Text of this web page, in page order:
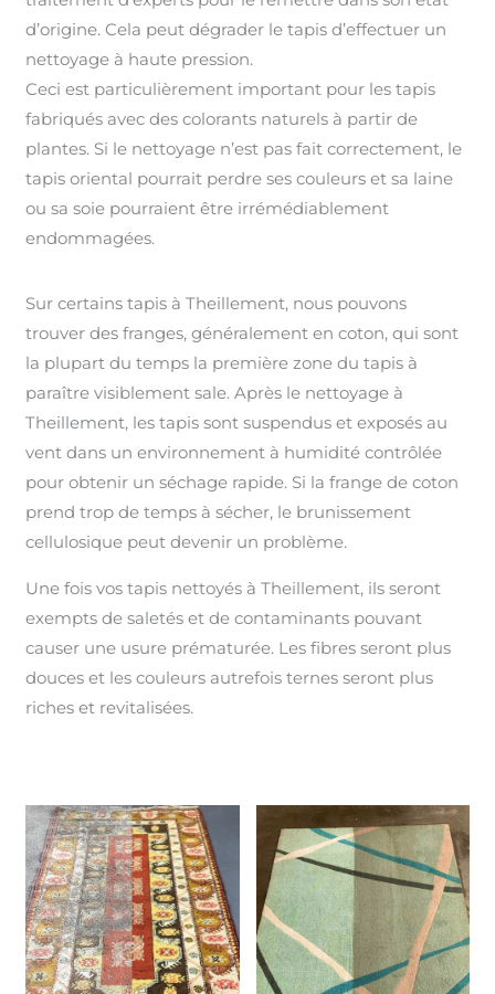
d’origine. Cela peut dégrader le tapis d’effectuer un
nettoyage à haute pression.
Ceci est particulièrement important pour les tapis
fabriqués avec des colorants naturels à partir de
plantes. Si le nettoyage n’est pas fait correctement, le
tapis oriental pourrait perdre ses couleurs et sa laine
ou sa soie pourraient être irrémédiablement
endommagées.
Sur certains tapis à Theillement, nous pouvons
trouver des franges, généralement en coton, qui sont
la plupart du temps la première zone du tapis à
paraître visiblement sale. Après le nettoyage à
Theillement, les tapis sont suspendus et exposés au
vent dans un environnement à humidité contrôlée
pour obtenir un séchage rapide. Si la frange de coton
prend trop de temps à sécher, le brunissement
cellulosique peut devenir un problème.
Une fois vos tapis nettoyés à Theillement, ils seront
exempts de saletés et de contaminants pouvant
causer une usure prématurée. Les fibres seront plus
douces et les couleurs autrefois ternes seront plus
riches et revitalisées.